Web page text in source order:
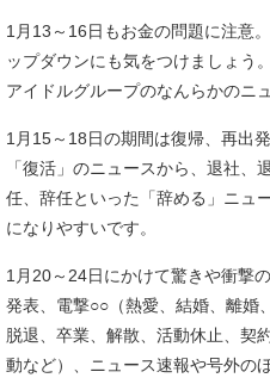
1月13～16日もお金の問題に注意
ップダウンにも気をつけましょう
アイドルグループのなんらかのニ
1月15～18日の期間は復帰、再出
「復活」のニュースから、退社
任、辞任といった「辞める」ニュ
になりやすいです。
1月20～24日にかけて驚きや衝撃
発表、電撃○○（熱愛、結婚、離婚
脱退、卒業、解散、活動休止、契
動など）、ニュース速報や号外の